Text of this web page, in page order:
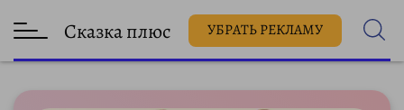
Сказка плюс УБРАТЬ РЕКЛАМУ